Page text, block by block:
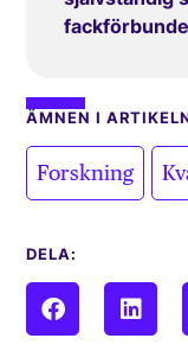
ÄMNEN I
Forskning
DELA: